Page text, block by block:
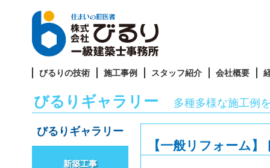
びるりの技術 施工事例 スタッフ紹介 会社概要
びるりギャラリー 多種多様な施工例
【一般リフォーム
びるりギャラリー
新築工事